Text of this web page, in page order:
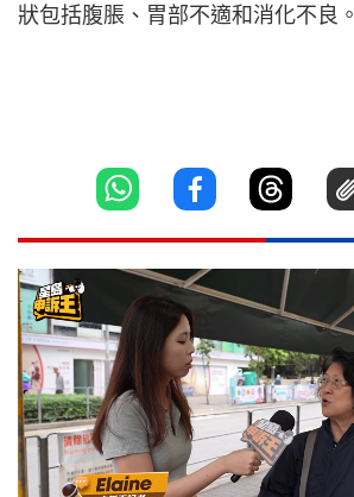
狀包括腹脹、胃部不適和消化不良。